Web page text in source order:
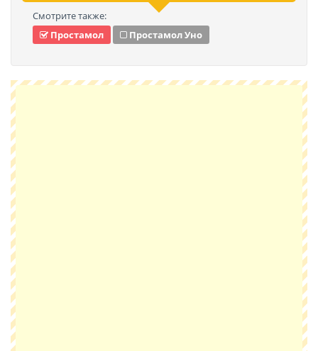
Смотрите также:
Простамол
Простамол Уно